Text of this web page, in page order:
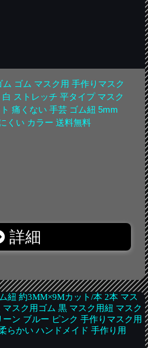
ム ゴム マスク用 手作りマスク
ストレッチ 平タイプ マスク
痛くない 手芸 ゴム紐 5mm
くい カラー 送料無料
詳細